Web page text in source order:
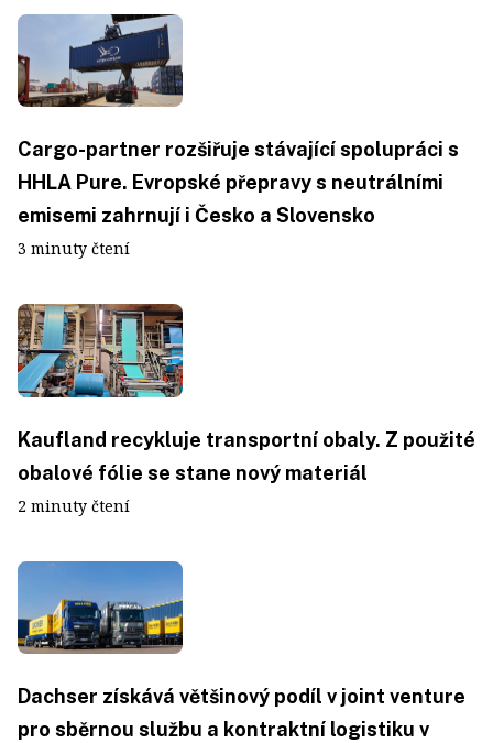
Cargo-partner rozšiřuje stávající spolupráci s
HHLA Pure. Evropské přepravy s neutrálními
emisemi zahrnují i Česko a Slovensko
3 minuty čtení
Kaufland recykluje transportní obaly. Z použité
obalové fólie se stane nový materiál
2 minuty čtení
Dachser získává většinový podíl v joint venture
pro sběrnou službu a kontraktní logistiku v